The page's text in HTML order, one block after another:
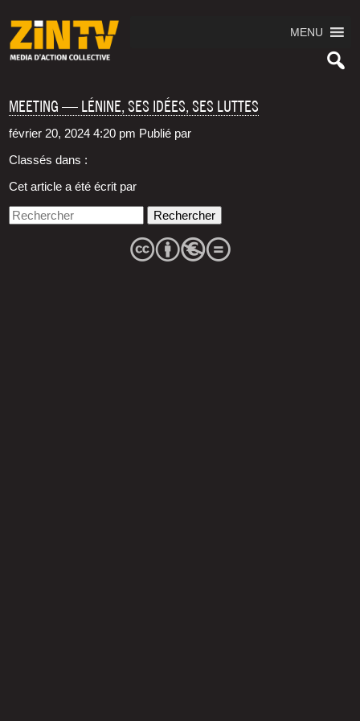
MENU
MEETING — LÉNINE, SES IDÉES, SES LUTTES
février 20, 2024 4:20 pm Publié par
Classés dans :
Cet article a été écrit par
Rechercher